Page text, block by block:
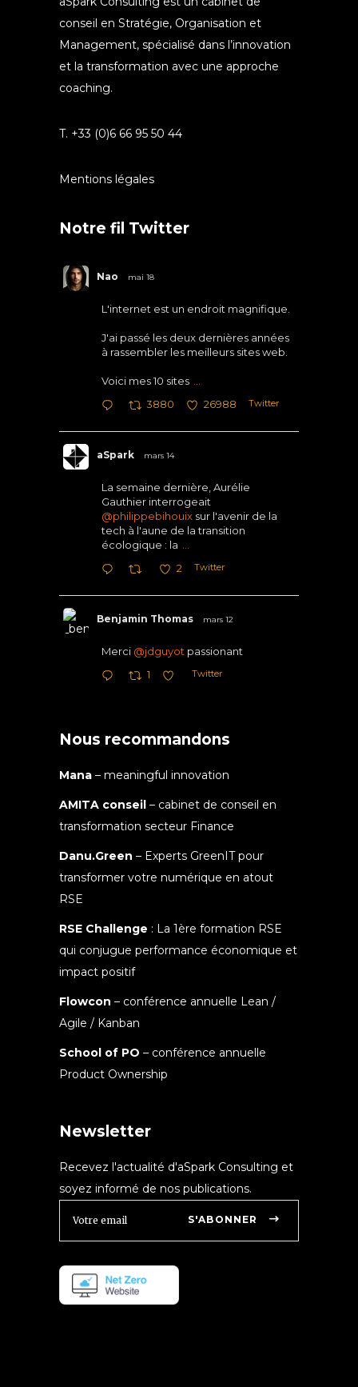
conseil en Stratégie, Organisation et
Management, spécialisé dans l’innovation
et la transformation avec une approche
coaching.
T. +33 (0)6 66 95 50 44
Mentions légales
Notre fil Twitter
Nao mai 18
L'internet est un endroit magnifique.
J'ai passé les deux dernières années
à rassembler les meilleurs sites web.
Voici mes 10 sites
3880 26988 Twitter
aSpark mars 14
La semaine dernière, Aurélie
Gauthier interrogeait
@philippebihouix sur l'avenir de la
tech à l'aune de la transition
écologique : la
2 Twitter
Benjamin Thomas mars 12
Merci @jdguyot passionant
1 Twitter
Nous recommandons
Mana – meaningful innovation
AMITA conseil – cabinet de conseil en
transformation secteur Finance
Danu.Green – Experts GreenIT pour
transformer votre numérique en atout
RSE
RSE Challenge : La 1ère formation RSE
qui conjugue performance économique et
impact positif
Flowcon – conférence annuelle Lean /
Agile / Kanban
School of PO – conférence annuelle
Product Ownership
Newsletter
Recevez l'actualité d'aSpark Consulting et
soyez informé de nos publications.
S'ABONNER